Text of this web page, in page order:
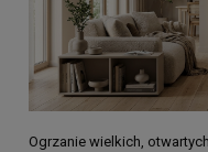
Ogrzanie wielkich,